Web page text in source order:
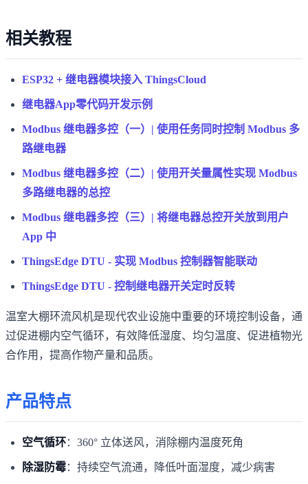
相关教程
ESP32 + 继电器模块接入 ThingsCloud
继电器App零代码开发示例
Modbus 继电器多控（一）| 使用任务同时控制 Modbus 多
路继电器
Modbus 继电器多控（二）| 使用开关量属性实现 Modbus
多路继电器的总控
Modbus 继电器多控（三）| 将继电器总控开关放到用户
App 中
ThingsEdge DTU - 实现 Modbus 控制器智能联动
ThingsEdge DTU - 控制继电器开关定时反转
温室大棚环流风机是现代农业设施中重要的环境控制设备，通
过促进棚内空气循环，有效降低湿度、均匀温度、促进植物光
合作用，提高作物产量和品质。
产品特点
空气循环：360° 立体送风，消除棚内温度死角
除湿防霉：持续空气流通，降低叶面湿度，减少病害